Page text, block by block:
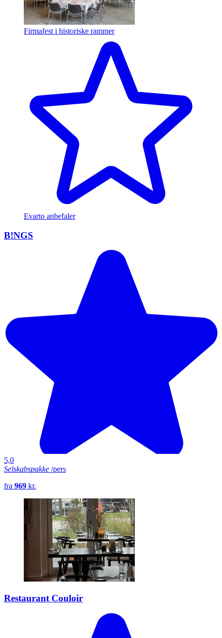
Firmafest i historiske rammer
Evarto anbefaler
B!NGS
5,0
Selskabspakke /pers
fra 969 kr.
Restaurant Couloir